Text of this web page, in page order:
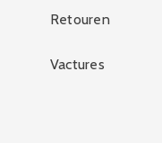
Retouren
Vactures